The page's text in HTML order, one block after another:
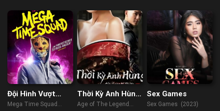
Đội Hình Vượt
Thời Gian
Mega Time Squad
Thời Kỳ Anh Hùng
Cửu Long Bí
Age of The Legend
Sex Games
Sex Games (2023)